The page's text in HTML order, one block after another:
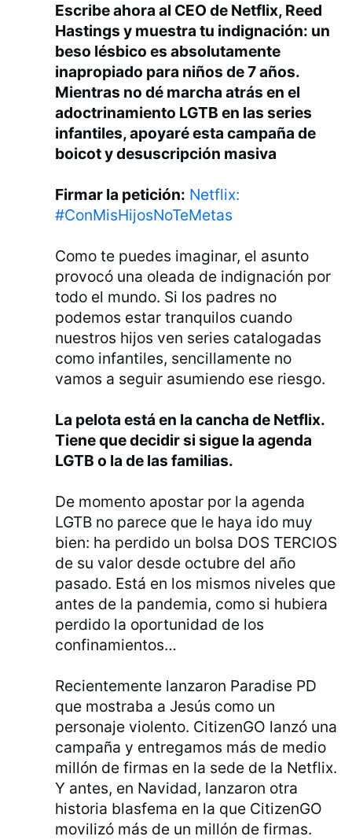
Escribe ahora al CEO de Netflix, Reed
Hastings y muestra tu indignación: un
beso lésbico es absolutamente
inapropiado para niños de 7 años.
Mientras no dé marcha atrás en el
adoctrinamiento LGTB en las series
infantiles, apoyaré esta campaña de
boicot y desuscripción masiva
Firmar la petición: Netflix:
#ConMisHijosNoTeMetas
Como te puedes imaginar, el asunto
provocó una oleada de indignación por
todo el mundo. Si los padres no
podemos estar tranquilos cuando
nuestros hijos ven series catalogadas
como infantiles, sencillamente no
vamos a seguir asumiendo ese riesgo.
La pelota está en la cancha de Netflix.
Tiene que decidir si sigue la agenda
LGTB o la de las familias.
De momento apostar por la agenda
LGTB no parece que le haya ido muy
bien: ha perdido un bolsa DOS TERCIOS
de su valor desde octubre del año
pasado. Está en los mismos niveles que
antes de la pandemia, como si hubiera
perdido la oportunidad de los
confinamientos…
Recientemente lanzaron Paradise PD
que mostraba a Jesús como un
personaje violento. CitizenGO lanzó una
campaña y entregamos más de medio
millón de firmas en la sede de la Netflix.
Y antes, en Navidad, lanzaron otra
historia blasfema en la que CitizenGO
movilizó más de un millón de firmas.